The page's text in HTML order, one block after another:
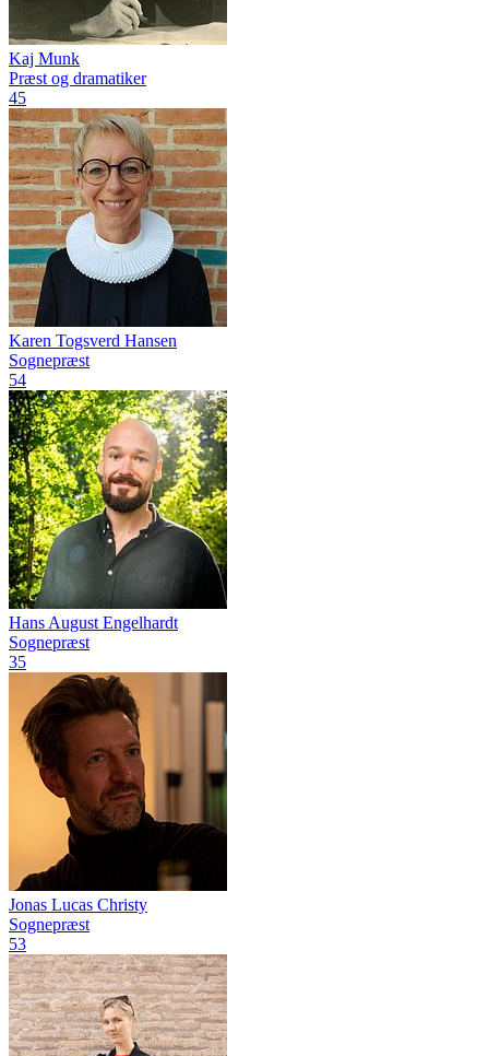
Kaj Munk
Præst og dramatiker
45
Karen Togsverd Hansen
Sognepræst
54
Hans August Engelhardt
Sognepræst
35
Jonas Lucas Christy
Sognepræst
53